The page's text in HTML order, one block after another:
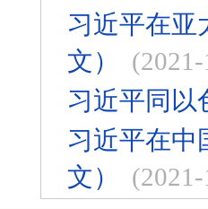
习近平在亚
文）
习近平同以
习近平在中
文）